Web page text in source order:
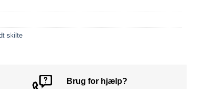
skilte
Brug for hjælp?